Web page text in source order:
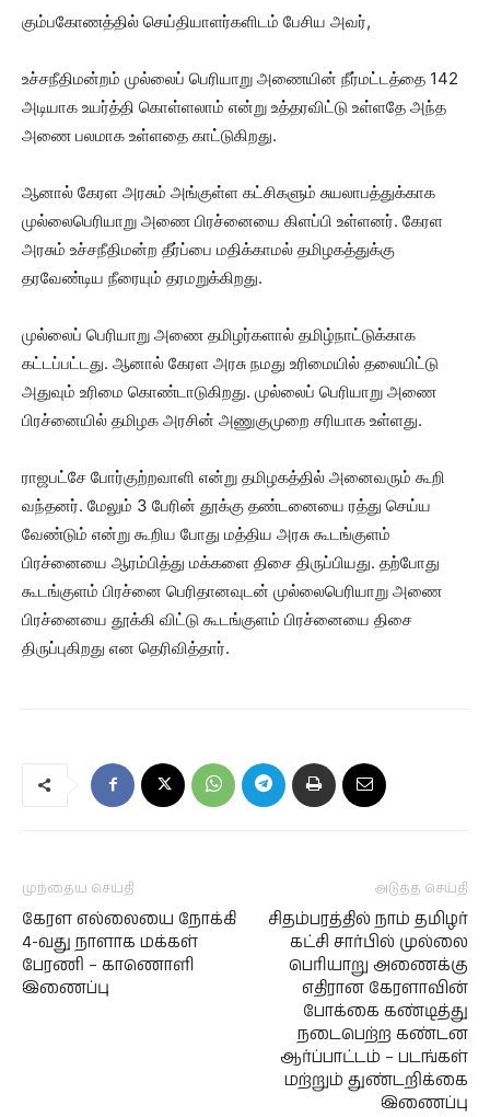
கும்பகோணத்தில் செய்தியாளர்களிடம் பேசிய அவர்,
உச்சநீதிமன்றம் முல்லைப் பெரியாறு அணையின் நீர்மட்டத்தை 142
அடியாக உயர்த்தி கொள்ளலாம் என்று உத்தரவிட்டு உள்ளதே அந்த
அணை பலமாக உள்ளதை காட்டுகிறது.
ஆனால் கேரள அரசும் அங்குள்ள கட்சிகளும் சுயலாபத்துக்காக
முல்லைபெரியாறு அணை பிரச்னையை கிளப்பி உள்ளனர். கேரள
அரசும் உச்சநீதிமன்ற தீர்ப்பை மதிக்காமல் தமிழகத்துக்கு
தரவேண்டிய நீரையும் தரமறுக்கிறது.
முல்லைப் பெரியாறு அணை தமிழர்களால் தமிழ்நாட்டுக்காக
கட்டப்பட்டது. ஆனால் கேரள அரசு நமது உரிமையில் தலையிட்டு
அதுவும் உரிமை கொண்டாடுகிறது. முல்லைப் பெரியாறு அணை
பிரச்னையில் தமிழக அரசின் அணுகுமுறை சரியாக உள்ளது.
ராஜபட்சே போர்குற்றவாளி என்று தமிழகத்தில் அனைவரும் கூறி
வந்தனர். மேலும் 3 பேரின் தூக்கு தண்டனையை ரத்து செய்ய
வேண்டும் என்று கூறிய போது மத்திய அரசு கூடங்குளம்
பிரச்னையை ஆரம்பித்து மக்களை திசை திருப்பியது. தற்போது
கூடங்குளம் பிரச்னை பெரிதானவுடன் முல்லைபெரியாறு அணை
பிரச்னையை தூக்கி விட்டு கூடங்குளம் பிரச்னையை திசை
திருப்புகிறது என தெரிவித்தார்.
முந்தைய செய்தி
கேரள எல்லையை நோக்கி
4-வது நாளாக மக்கள்
பேரணி – காணொளி
இணைப்பு
அடுத்த செய்தி
சிதம்பரத்தில் நாம் தமிழர்
கட்சி சார்பில் முல்லை
பெரியாறு அணைக்கு
எதிரான கேரளாவின்
போக்கை கண்டித்து
நடைபெற்ற கண்டன
ஆர்ப்பாட்டம் – படங்கள்
மற்றும் துண்டறிக்கை
இணைப்பு